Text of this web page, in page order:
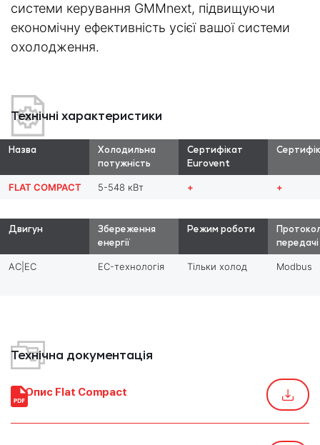
системи керування GMMnext, підвищуючи
економічну ефективність усієї вашої системи
охолодження.
Технічні характеристики
Назва
FLAT COMPACT
Холодильна
потужність
5-548 кВт
Сертифікат
Eurovent
+ +
Двигун
AC|EC
Збереження
енергії
EC-технологія
Режим роботи
Тільки холод Modbus
Технічна документація
Опис Flat Compact